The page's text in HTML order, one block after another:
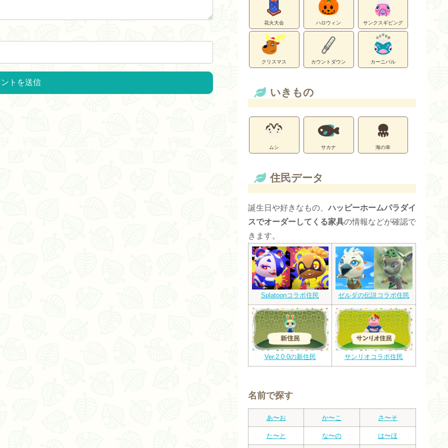
花火大会 ハロウィン サンクスギビング
クリスマス カウントダウン カーニバル
いきもの
ムシ サカナ 海の幸
住民データ
誕生日や好きなもの、ハッピーホームパラダイ
スでオーダーしてくる家具の情報などが確認で
きます。
Splatoonコラボ住民 ゼルダの伝説コラボ住民
Ver.2.0.0の新住民 サンリオコラボ住民
名前で探す
あ〜お か〜こ さ〜そ
た〜と な〜の は〜ほ